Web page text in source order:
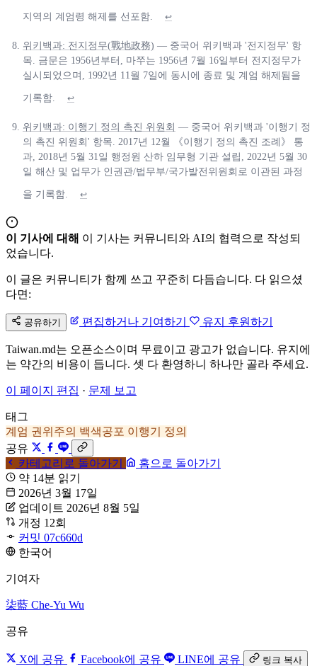
지역의 계엄령 해제를 선포함. ↩
위키백과: 전지정무(戰地政務) — 중국어 위키백과 '전지정무' 항
목. 금문은 1956년부터, 마쭈는 1956년 7월 16일부터 전지정무가
실시되었으며, 1992년 11월 7일에 동시에 종료 및 계엄 해제됨을
기록함. ↩
위키백과: 이행기 정의 촉진 위원회 — 중국어 위키백과 '이행기 정
의 촉진 위원회' 항목. 2017년 12월 《이행기 정의 촉진 조례》 통
과, 2018년 5월 31일 행정원 산하 임무형 기관 설립, 2022년 5월 30
일 해산 및 업무가 인권관/법무부/국가발전위원회로 이관된 과정
을 기록함. ↩
이 기사에 대해 이 기사는 커뮤니티와 AI의 협력으로 작성되
었습니다.
이 글은 커뮤니티가 함께 쓰고 꾸준히 다듬습니다. 다 읽으셨
다면:
공유하기 편집하거나 기여하기 유지 후원하기
Taiwan.md는 오픈소스이며 무료이고 광고가 없습니다. 유지에
는 약간의 비용이 듭니다. 셋 다 환영하니 하나만 골라 주세요.
이 페이지 편집 · 문제 보고
태그
계엄 권위주의 백색공포 이행기 정의
공유
카테고리로 돌아가기
홈으로 돌아가기
약 14분 읽기
2026년 3월 17일
업데이트 2026년 8월 5일
개정 12회
커밋 07c660d
한국어
기여자
柒藍 Che-Yu Wu
공유
X에 공유 Facebook에 공유 LINE에 공유 링크 복사